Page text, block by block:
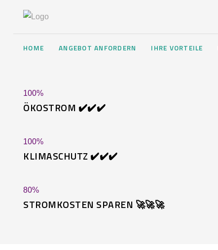
HOME ANGEBOT ANFORDERN IHRE VORTEILE
100%
ÖKOSTROM ✔️✔️✔️
100%
KLIMASCHUTZ ✔️✔️✔️
80%
STROMKOSTEN SPAREN 🚀🚀🚀